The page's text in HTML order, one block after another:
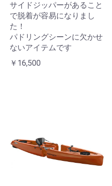
サイドジッパーがあること
で脱着が容易になりまし
た！
パドリングシーンに欠かせ
ないアイテムです
￥16,500